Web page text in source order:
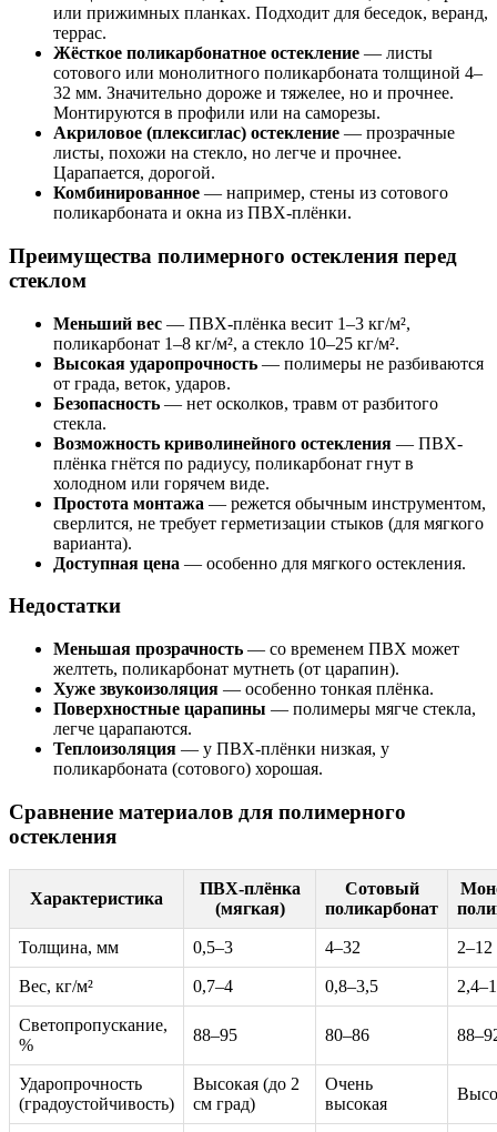
или прижимных планках. Подходит для беседок, веранд,
террас.
Жёсткое поликарбонатное остекление — листы
сотового или монолитного поликарбоната толщиной 4–
32 мм. Значительно дороже и тяжелее, но и прочнее.
Монтируются в профили или на саморезы.
Акриловое (плексиглас) остекление — прозрачные
листы, похожи на стекло, но легче и прочнее.
Царапается, дорогой.
Комбинированное — например, стены из сотового
поликарбоната и окна из ПВХ-плёнки.
Преимущества полимерного остекления перед
стеклом
Меньший вес — ПВХ-плёнка весит 1–3 кг/м²,
поликарбонат 1–8 кг/м², а стекло 10–25 кг/м².
Высокая ударопрочность — полимеры не разбиваются
от града, веток, ударов.
Безопасность — нет осколков, травм от разбитого
стекла.
Возможность криволинейного остекления — ПВХ-
плёнка гнётся по радиусу, поликарбонат гнут в
холодном или горячем виде.
Простота монтажа — режется обычным инструментом,
сверлится, не требует герметизации стыков (для мягкого
варианта).
Доступная цена — особенно для мягкого остекления.
Недостатки
Меньшая прозрачность — со временем ПВХ может
желтеть, поликарбонат мутнеть (от царапин).
Хуже звукоизоляция — особенно тонкая плёнка.
Поверхностные царапины — полимеры мягче стекла,
легче царапаются.
Теплоизоляция — у ПВХ-плёнки низкая, у
поликарбоната (сотового) хорошая.
Сравнение материалов для полимерного
остекления
Характеристика
ПВХ-плёнка
(мягкая)
Сотовый
поликарбонат
Толщина, мм 0,5–3 4–32 2–12
Вес, кг/м² 0,7–4 0,8–3,5
Светопропускание,
%
88–95 80–86
Ударопрочность
(градоустойчивость)
Высокая (до 2
см град)
Очень
высокая